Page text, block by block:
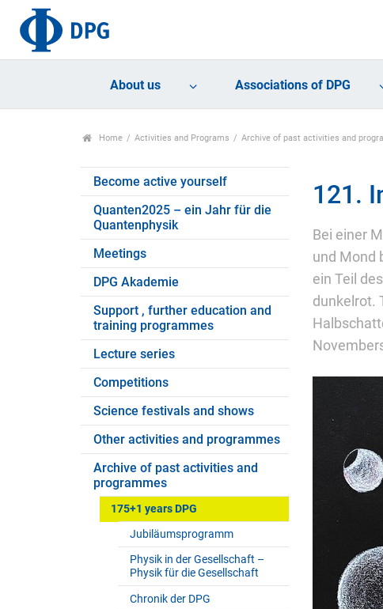
About us Associations of DPG
Home Activities and Programs Archive of past activities and
Become active yourself
Quanten2025 – ein Jahr für die
Quantenphysik
Meetings
DPG Akademie
Support , further education and
training programmes
Lecture series
Competitions
Science festivals and shows
Other activities and programmes
Archive of past activities and
programmes
175+1 years DPG
Jubiläumsprogramm
Physik in der Gesellschaft –
Physik für die Gesellschaft
Chronik der DPG
121.
Bei einer
und Mond
ein Teil
dunkelrot.